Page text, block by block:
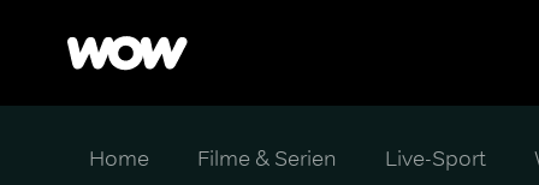
Home Filme & Serien Live-Sport